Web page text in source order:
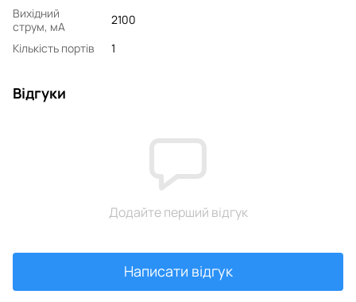
Вихідний
струм, мA
2100
Кількість портів
1
Відгуки
Додайте перший відгук
Написати відгук